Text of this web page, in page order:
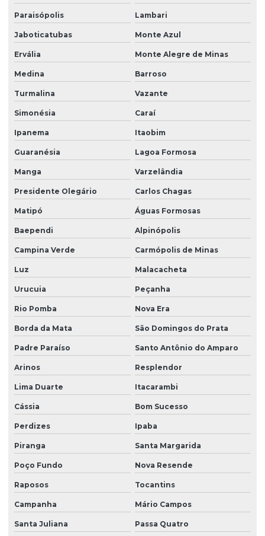
Paraisópolis Lambari
Jaboticatubas Monte Azul
Ervália Monte Alegre de Minas
Medina Barroso
Turmalina Vazante
Simonésia Caraí
Ipanema Itaobim
Guaranésia Lagoa Formosa
Manga Varzelândia
Presidente Olegário Carlos Chagas
Matipó Águas Formosas
Baependi Alpinópolis
Campina Verde Carmópolis de Minas
Luz Malacacheta
Urucuia Peçanha
Rio Pomba Nova Era
Borda da Mata São Domingos do Prata
Padre Paraíso Santo Antônio do Amparo
Arinos Resplendor
Lima Duarte Itacarambi
Cássia Bom Sucesso
Perdizes Ipaba
Piranga Santa Margarida
Poço Fundo Nova Resende
Raposos Tocantins
Campanha Mário Campos
Santa Juliana Passa Quatro